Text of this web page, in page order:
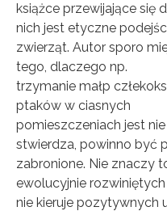
książce przewijające się
nich jest etyczne
zwierząt. Autor sporo
tego, dlaczego np.
trzymanie małp
ptaków w ciasnych
pomieszczeniach jest
stwierdza, powinno być
zabronione. Nie znaczy
ewolucyjnie rozwiniętych
nie kieruje pozytywnych